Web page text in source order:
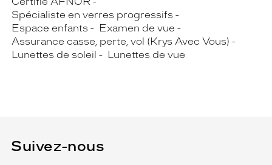
Spécialiste en verres progressifs
Espace enfants
Examen de vue
Assurance casse, perte, vol (Krys Avec Vous)
Lunettes de soleil
Lunettes de vue
Suivez-nous